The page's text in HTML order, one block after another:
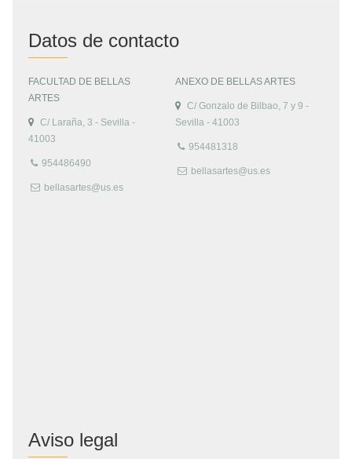
Datos de contacto
FACULTAD DE BELLAS
ARTES
C/ Laraña, 3 - Sevilla -
41003
954486490
bellasartes@us.es
ANEXO DE BELLAS ARTES
C/ Gonzalo de Bilbao, 7 y 9 -
Sevilla - 41003
954481318
bellasartes@us.es
Aviso legal